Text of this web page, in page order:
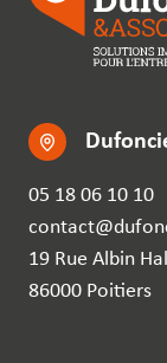
05 18 06 10 10
19 Rue Albin
86000 Poitiers